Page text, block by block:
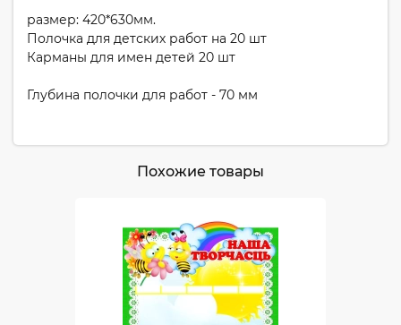
размер: 420*630мм.
Полочка для детских работ на 20 шт
Карманы для имен детей 20 шт
Глубина полочки для работ - 70 мм
Похожие товары